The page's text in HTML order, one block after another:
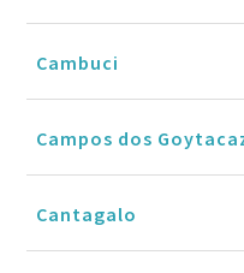
Cambuci
Campos dos
Cantagalo